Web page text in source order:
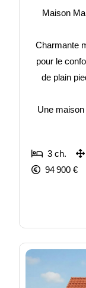
Maison
Charmante
pour le
de plain
Une
3 ch.
94 900 €